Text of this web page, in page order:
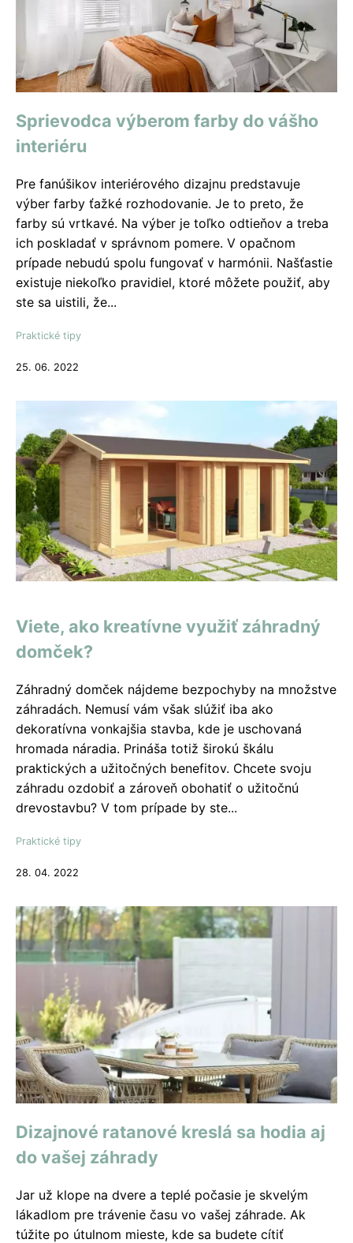
Sprievodca výberom farby do vášho
interiéru
Pre fanúšikov interiérového dizajnu predstavuje
výber farby ťažké rozhodovanie. Je to preto, že
farby sú vrtkavé. Na výber je toľko odtieňov a treba
ich poskladať v správnom pomere. V opačnom
prípade nebudú spolu fungovať v harmónii. Našťastie
existuje niekoľko pravidiel, ktoré môžete použiť, aby
ste sa uistili, že...
Praktické tipy
25. 06. 2022
Viete, ako kreatívne využiť záhradný
domček?
Záhradný domček nájdeme bezpochyby na množstve
záhradách. Nemusí vám však slúžiť iba ako
dekoratívna vonkajšia stavba, kde je uschovaná
hromada náradia. Prináša totiž širokú škálu
praktických a užitočných benefitov. Chcete svoju
záhradu ozdobiť a zároveň obohatiť o užitočnú
drevostavbu? V tom prípade by ste...
Praktické tipy
28. 04. 2022
Dizajnové ratanové kreslá sa hodia aj
do vašej záhrady
Jar už klope na dvere a teplé počasie je skvelým
lákadlom pre trávenie času vo vašej záhrade. Ak
túžite po útulnom mieste, kde sa budete cítiť